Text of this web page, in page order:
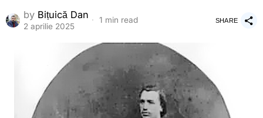
by Bițuică Dan
2 aprilie 2025
1 min read SHARE